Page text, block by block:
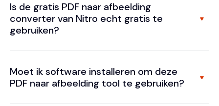
Is de gratis PDF naar afbeelding
converter van Nitro echt gratis te
gebruiken?
Moet ik software installeren om deze
PDF naar afbeelding tool te gebruiken?